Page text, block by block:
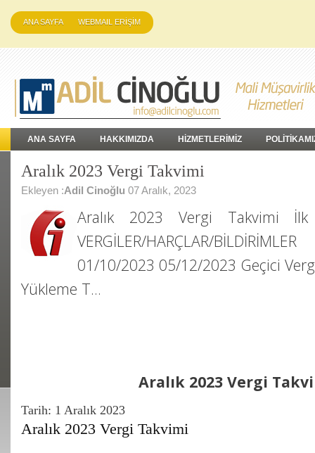
ANA SAYFA WEBMAIL ERİŞİM
ANA SAYFA HAKKIMIZDA HİZMETLERİMİZ
Aralık 2023 Vergi Takvimi
Ekleyen :Adil Cinoğlu 07 Aralık, 2023
Aralık 2023 Vergi Takvimi
VERGİLER/HARÇLAR/
01/10/2023 05/12/2023 Geçici
Yükleme T…
Aralık 2023 Vergi
Tarih: 1 Aralık 2023
Aralık 2023 Vergi Takvimi